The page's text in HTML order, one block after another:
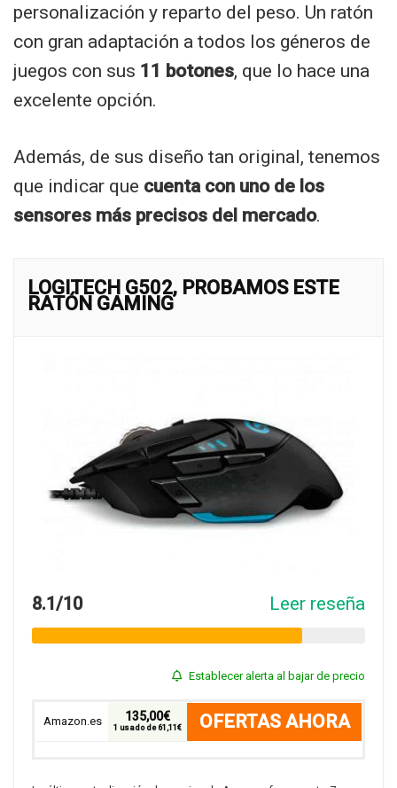
personalización y reparto del peso. Un ratón
con gran adaptación a todos los géneros de
juegos con sus 11 botones, que lo hace una
excelente opción.
Además, de sus diseño tan original, tenemos
que indicar que cuenta con uno de los
sensores más precisos del mercado.
LOGITECH G502, PROBAMOS ESTE
RATÓN GAMING
8.1/10 Leer reseña
Establecer alerta al bajar de precio
Amazon.es 135,00€
1 usado de 61,11€ OFERTAS AHORA